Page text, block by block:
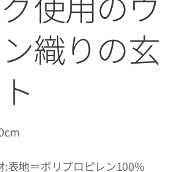
織りの玄
表地＝ポリプロピレン100%